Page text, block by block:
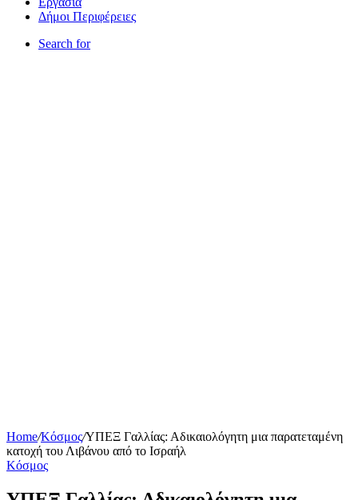
Δήμοι Περιφέρειες
Search for
Home/Κόσμος/ΥΠΕΞ Γαλλίας: Αδικαιολόγητη μια παρατεταμένη
κατοχή του Λιβάνου από το Ισραήλ
Κόσμος